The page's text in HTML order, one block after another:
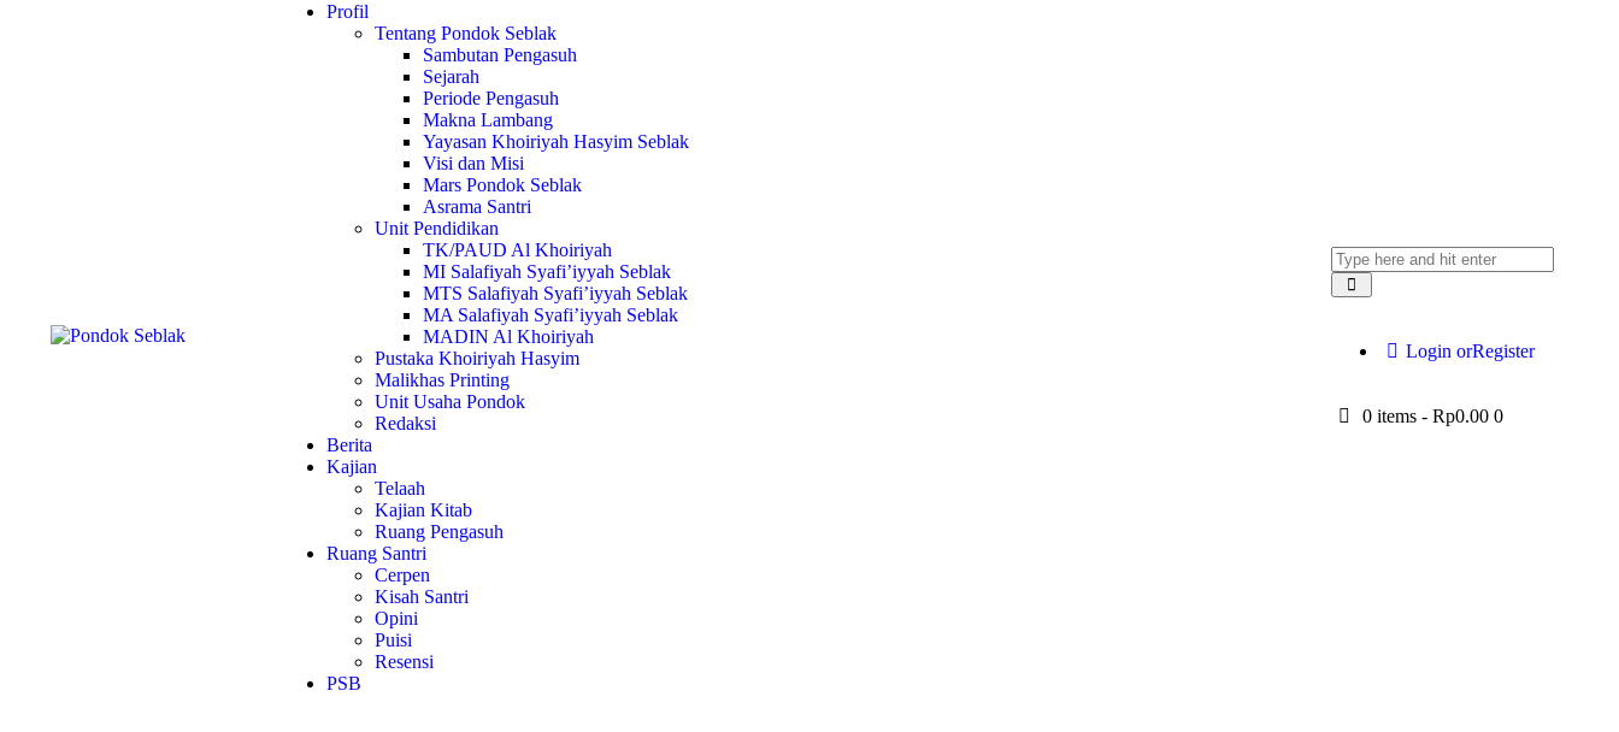
Profil
Tentang Pondok Seblak
Sambutan Pengasuh
Sejarah
Periode Pengasuh
Makna Lambang
Yayasan Khoiriyah Hasyim Seblak
Visi dan Misi
Mars Pondok Seblak
Asrama Santri
Unit Pendidikan
TK/PAUD Al Khoiriyah
MI Salafiyah Syafi’iyyah Seblak
MTS Salafiyah Syafi’iyyah Seblak
MA Salafiyah Syafi’iyyah Seblak
MADIN Al Khoiriyah
Pustaka Khoiriyah Hasyim
Malikhas Printing
Unit Usaha Pondok
Redaksi
Berita
Kajian
Telaah
Kajian Kitab
Ruang Pengasuh
Ruang Santri
Cerpen
Kisah Santri
Opini
Puisi
Resensi
PSB
Login orRegister
0 items- Rp0.00 0